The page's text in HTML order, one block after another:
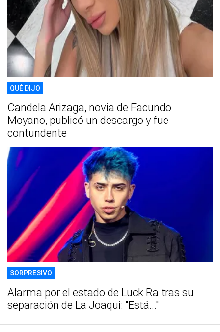
QUÉ DIJO
Candela Arizaga, novia de Facundo
Moyano, publicó un descargo y fue
contundente
SORPRESIVO
Alarma por el estado de Luck Ra tras su
separación de La Joaqui: "Está..."